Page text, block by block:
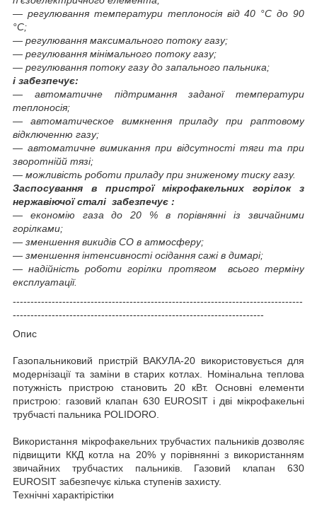
― регулювання температури теплоносія від 40 °С до 90
°С;
― регулювання максимального потоку газу;
― регулювання мінімального потоку газу;
― регулювання потоку газу до запального пальника;
і забезпечує:
― автоматичне підтримання заданої температури
теплоносія;
― автоматическое вимкнення приладу при раптовому
відключенню газу;
― автоматичне вимикання при відсутності тяги та при
зворотнійй тязі;
― можливість роботи приладу при зниженому тиску газу.
Заспосування в пристрої мікрофакельних горілок з
нержавіючої сталі забезпечує :
― економію газа до 20 % в порівнянні із звичайними
горілками;
― зменшення викидів СО в атмосферу;
― зменшення інтенсивності осідання сажі в димарі;
― надійність роботи горілки протягом всього терміну
експлуатації.
----------------------------------------------------------------------------------
-----------------------------------------------------------------------
Опис
Газопальниковий пристрій ВАКУЛА-20 використовується для
модернізації та заміни в старих котлах. Номінальна теплова
потужність пристрою становить 20 кВт. Основні елементи
пристрою: газовий клапан 630 EUROSIT і дві мікрофакельні
трубчасті пальника POLIDORO.
Використання мікрофакельних трубчастих пальників дозволяє
підвищити ККД котла на 20% у порівнянні з використанням
звичайних трубчастих пальників. Газовий клапан 630
EUROSIT забезпечує кілька ступенів захисту.
Технічні характірістіки